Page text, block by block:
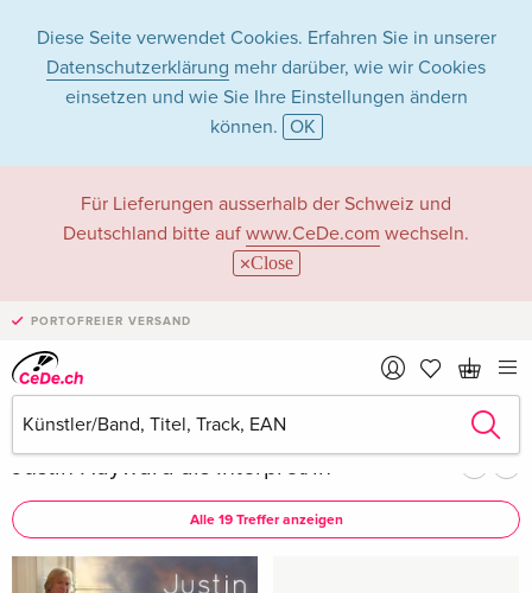
Diese Seite verwendet Cookies. Erfahren Sie in unserer
Datenschutzerklärung mehr darüber, wie wir Cookies
einsetzen und wie Sie Ihre Einstellungen ändern
können. OK
Für Lieferungen ausserhalb der Schweiz und
Deutschland bitte auf www.CeDe.com wechseln.
Close
PORTOFREIER VERSAND
Justin Hayward in
Musik - Alle
Formate
Artikel von Justin Hayward anzeigen imkompletten Shop
Justin Hayward als Interpret/in
Alle 19 Treffer anzeigen